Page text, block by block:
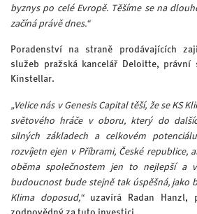
byznys po celé Evropě. Těšíme se na
začíná právě dnes.“
Poradenství na straně prodávajících
služeb pražská kancelář Deloitte, právní
Kinstellar.
„Velice nás v Genesis Capital těší, že se KS
světového hráče v oboru, který do
silných základech a celkovém
rozvíjetn ejen v Příbrami, České republice,
oběma společnostem jen to nejlepší a
budoucnost bude stejně tak úspěšná, jako
Klima doposud,“uzavírá Radan Hanzl,